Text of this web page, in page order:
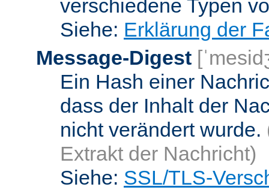
verschiedene Typen
Siehe: Erklärung der
Message-Digest
Ein Hash einer
dass der Inhalt der
nicht verändert wurde.
Extrakt der Nachricht)
Siehe: SSL/TLS-